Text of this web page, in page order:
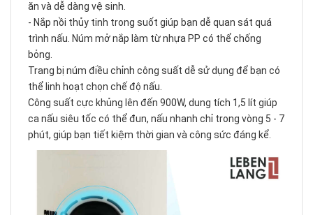
ăn và dễ dàng vệ sinh.
- Nắp nồi thủy tinh trong suốt giúp bạn dễ quan sát quá
trình nấu. Núm mở nắp làm từ nhựa PP có thể chống
bỏng.
Trang bị núm điều chỉnh công suất dễ sử dụng để bạn có
thể linh hoạt chọn chế độ nấu.
Công suất cực khủng lên đến 900W, dung tích 1,5 lít giúp
ca nấu siêu tốc có thể đun, nấu nhanh chỉ trong vòng 5 - 7
phút, giúp bạn tiết kiệm thời gian và công sức đáng kể.